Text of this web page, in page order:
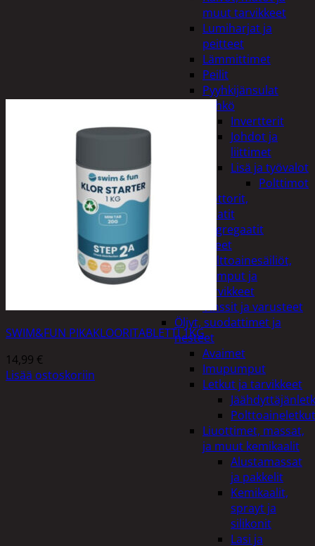
muut tarvikkeet
Lumiharjat ja
peitteet
Lämmittimet
Peilit
Pyyhkijänsulat
Sähkö
Invertterit
Johdot ja
liittimet
Lisä ja työvalot
Polttimot
Irtomoottorit,
aggregaatit
Aggregaatit
Lisälaitteet
Polttoainesäiliöt,
pumput ja
tarvikkeet
Vinssit ja varusteet
Öljyt, suodattimet ja
nesteet
Avaimet
Imupumput
Letkut ja tarvikkeet
Polttoaineletkut
Liuottimet, massat,
ja muut kemikaalit
Alustamassat
ja pakkelit
Kemikaalit,
sprayt ja
silikonit
Lasi ja
SWIM&FUN PIKAKLOORITABLETTI 1KG
14,99 €
Lisää ostoskoriin